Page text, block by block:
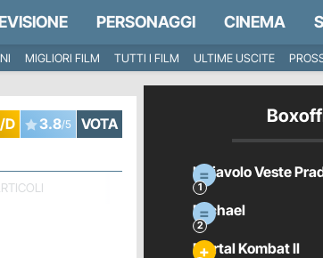
PERSONAGGI CINEMA
MIGLIORI FILM TUTTI I FILM ULTIME USCITE
D 3.8/5 VOTA
Il Diavolo Veste
Michael
Mortal Kombat II